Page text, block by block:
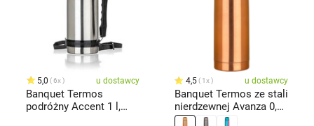
5,0 6x u dostawcy
Banquet Termos
podróżny Accent 1 l,
4,5 1x u dostawcy
Banquet Termos ze stali
nierdzewnej Avanza 0,5
l, metaliczny miedziany